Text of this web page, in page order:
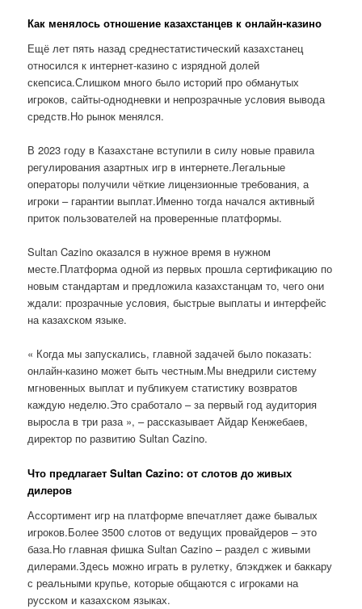
Как менялось отношение казахстанцев к онлайн-казино
Ещё лет пять назад среднестатистический казахстанец
относился к интернет-казино с изрядной долей
скепсиса.Слишком много было историй про обманутых
игроков, сайты-однодневки и непрозрачные условия вывода
средств.Но рынок менялся.
В 2023 году в Казахстане вступили в силу новые правила
регулирования азартных игр в интернете.Легальные
операторы получили чёткие лицензионные требования, а
игроки – гарантии выплат.Именно тогда начался активный
приток пользователей на проверенные платформы.
Sultan Cazino оказался в нужное время в нужном
месте.Платформа одной из первых прошла сертификацию по
новым стандартам и предложила казахстанцам то, чего они
ждали: прозрачные условия, быстрые выплаты и интерфейс
на казахском языке.
« Когда мы запускались, главной задачей было показать:
онлайн-казино может быть честным.Мы внедрили систему
мгновенных выплат и публикуем статистику возвратов
каждую неделю.Это сработало – за первый год аудитория
выросла в три раза », – рассказывает Айдар Кенжебаев,
директор по развитию Sultan Cazino.
Что предлагает Sultan Cazino: от слотов до живых
дилеров
Ассортимент игр на платформе впечатляет даже бывалых
игроков.Более 3500 слотов от ведущих провайдеров – это
база.Но главная фишка Sultan Cazino – раздел с живыми
дилерами.Здесь можно играть в рулетку, блэкджек и баккару
с реальными крупье, которые общаются с игроками на
русском и казахском языках.